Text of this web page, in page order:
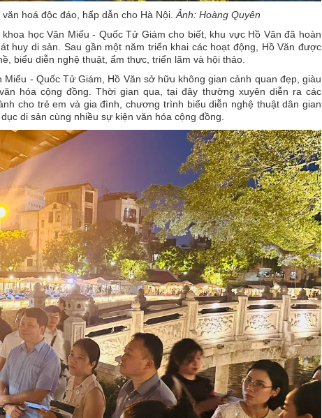
hoá độc đáo, hấp dẫn cho Hà Nội. Ảnh: Hoàng Quyên
học Văn Miếu - Quốc Tử Giám cho biết, khu vực Hồ Văn đã hoàn
huy di sản. Sau gần một năm triển khai các hoạt động, Hồ Văn được
biểu diễn nghệ thuật, ẩm thực, triển lãm và hội thảo.
- Quốc Tử Giám, Hồ Văn sở hữu không gian cảnh quan đẹp, giàu
hóa cộng đồng. Thời gian qua, tại đây thường xuyên diễn ra các
cho trẻ em và gia đình, chương trình biểu diễn nghệ thuật dân gian
di sản cùng nhiều sự kiện văn hóa cộng đồng.